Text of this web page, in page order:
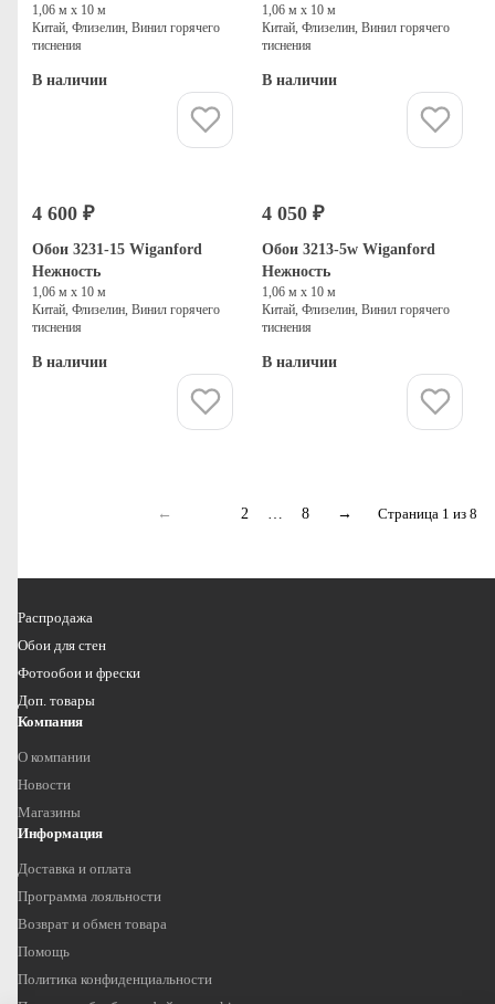
1,06 м х 10 м
Китай, Флизелин, Винил горячего
тиснения
В наличии
1,06 м х 10 м
Китай, Флизелин, Винил горячего
тиснения
В наличии
4 600 ₽
Обои 3231-15 Wiganford
Нежность
1,06 м х 10 м
Китай, Флизелин, Винил горячего
тиснения
В наличии
4 050 ₽
Обои 3213-5w Wiganford
Нежность
1,06 м х 10 м
Китай, Флизелин, Винил горячего
тиснения
В наличии
← 2 … 8 → Страница 1 из 8
Распродажа
Обои для стен
Фотообои и фрески
Доп. товары
Компания
О компании
Новости
Магазины
Информация
Доставка и оплата
Программа лояльности
Возврат и обмен товара
Помощь
Политика конфиденциальности